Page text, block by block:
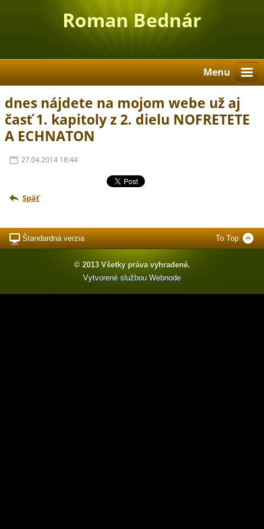
Roman Bednár
Menu
dnes nájdete na mojom webe už aj
časť 1. kapitoly z 2. dielu NOFRETETE
A ECHNATON
27.04.2014 18:44
Späť
Štandardná verzia To Top
© 2013 Všetky práva vyhradené.
Vytvorené službou Webnode